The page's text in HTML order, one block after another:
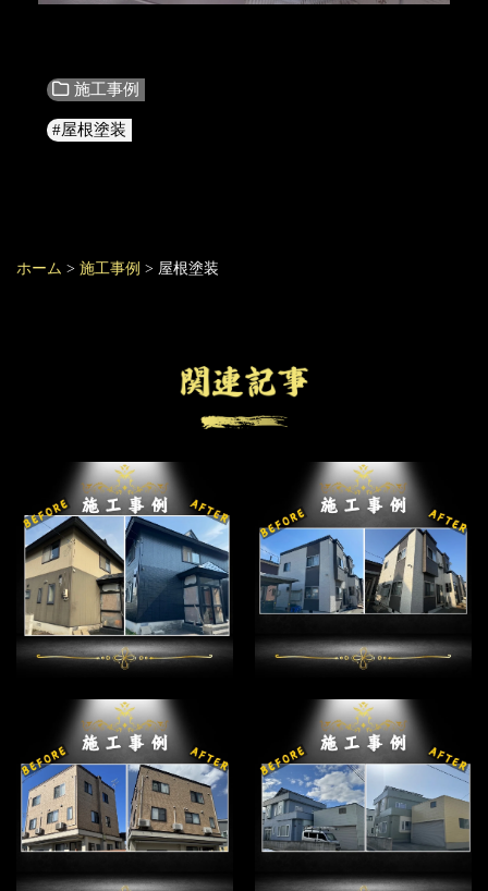
施工事例
#屋根塗装
ホーム > 施工事例 > 屋根塗装